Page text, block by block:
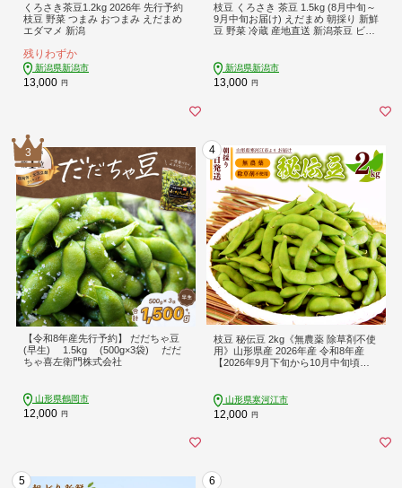
くろさき茶豆1.2kg 2026年 先行予約
枝豆 野菜 つまみ おつまみ えだまめ
エダマメ 新潟
残りわずか
新潟県新潟市
13,000 円
枝豆 くろさき 茶豆 1.5kg (8月中旬～
9月中旬お届け) えだまめ 朝採り 新鮮
豆 野菜 冷蔵 産地直送 新潟茶豆 ビー
新潟県新潟市
13,000 円
3
【令和8年産先行予約】 だだちゃ豆
(早生) 1.5kg (500g×3袋) だだ
ちゃ喜左衛門株式会社
山形県鶴岡市
12,000 円
4
枝豆 秘伝豆 2kg《無農薬 除草剤不使
用》山形県産 2026年産 令和8年産
【2026年9月下旬から10月中旬頃】
山形県寒河江市
12,000 円
5 6